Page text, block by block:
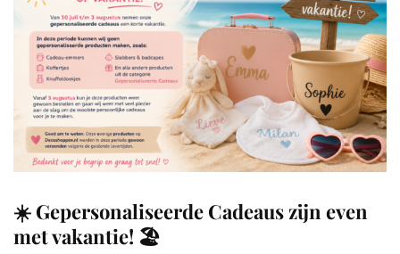
☀️ Gepersonaliseerde Cadeaus zijn even
met vakantie! 🏖️